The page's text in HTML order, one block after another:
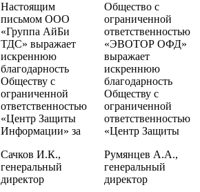
Настоящим
письмом ООО
«Группа АйБи
ТДС» выражает
искреннюю
благодарность
Обществу с
ограниченной
ответственностью
«Центр Защиты
Информации» за
Сачков И.К.,
генеральный
директор
Общество с
ограниченной
ответственностью
«ЭВОТОР ОФД»
выражает
искреннюю
благодарность
Обществу с
ограниченной
ответственностью
«Центр Защиты
Румянцев А.А.,
генеральный
директор